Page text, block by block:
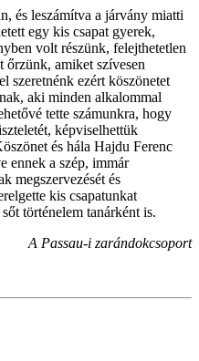
és leszámítva a járvány miatti
egy kis csapat gyerek,
volt részünk, felejthetetlen
őrzünk, amiket szívesen
szeretnénk ezért köszönetet
aki minden alkalommal
tette számunkra, hogy
képviselhettük
és hála Hajdu Ferenc
ennek a szép, immár
megszervezését és
kis csapatunkat
történelem tanárként is.
A Passau-i zarándokcsoport